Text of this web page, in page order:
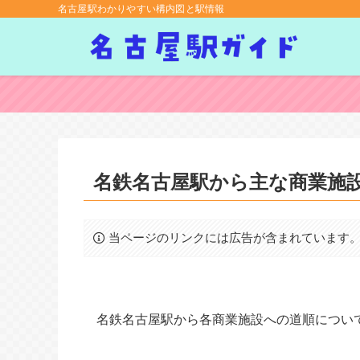
名古屋駅わかりやすい構内図と駅情報
名鉄名古屋駅から主な商業施
当ページのリンクには広告が含まれています
名鉄名古屋駅から各商業施設への道順につ